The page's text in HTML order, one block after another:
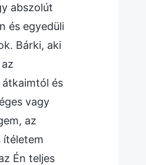
abszolút
és egyedüli
Bárki, aki
átkaimtól és
vagy
az
ítéletem
Én teljes